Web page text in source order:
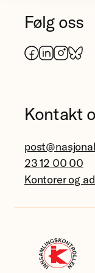
Følg oss
Facebook
LinkedIn
Kontakt
23 12 00 00
Kontorer og